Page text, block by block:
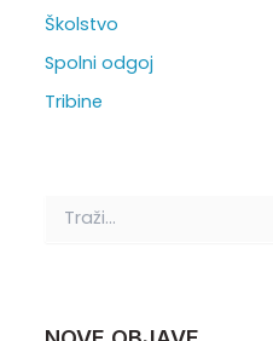
Školstvo
Spolni odgoj
Tribine
: